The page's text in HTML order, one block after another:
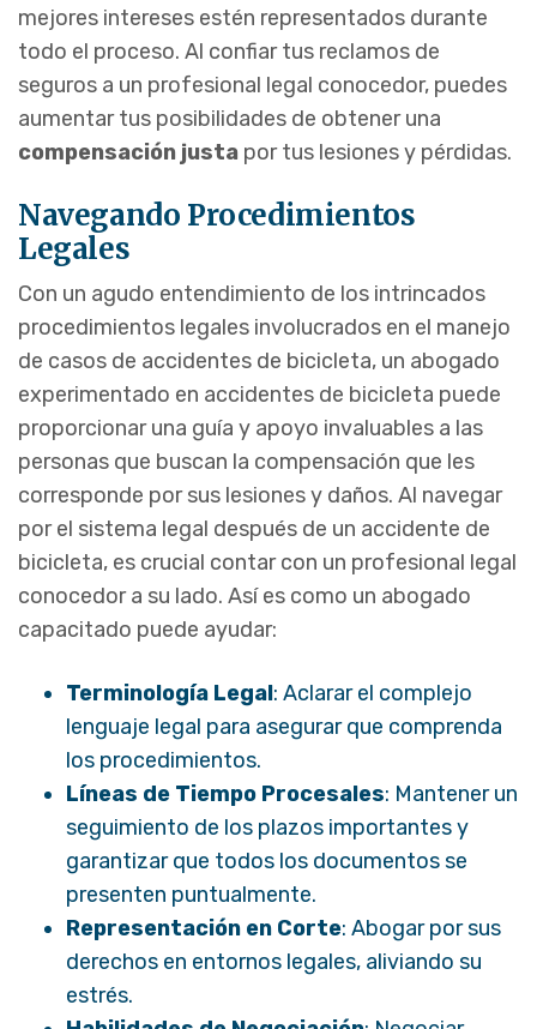
mejores intereses estén representados durante
todo el proceso. Al confiar tus reclamos de
seguros a un profesional legal conocedor, puedes
aumentar tus posibilidades de obtener una
compensación justa por tus lesiones y pérdidas.
Navegando Procedimientos
Legales
Con un agudo entendimiento de los intrincados
procedimientos legales involucrados en el manejo
de casos de accidentes de bicicleta, un abogado
experimentado en accidentes de bicicleta puede
proporcionar una guía y apoyo invaluables a las
personas que buscan la compensación que les
corresponde por sus lesiones y daños. Al navegar
por el sistema legal después de un accidente de
bicicleta, es crucial contar con un profesional legal
conocedor a su lado. Así es como un abogado
capacitado puede ayudar:
Terminología Legal: Aclarar el complejo
lenguaje legal para asegurar que comprenda
los procedimientos.
Líneas de Tiempo Procesales: Mantener un
seguimiento de los plazos importantes y
garantizar que todos los documentos se
presenten puntualmente.
Representación en Corte: Abogar por sus
derechos en entornos legales, aliviando su
estrés.